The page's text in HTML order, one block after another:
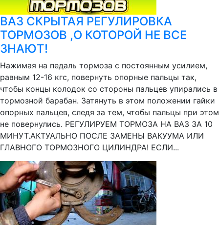
ВАЗ СКРЫТАЯ РЕГУЛИРОВКА
ТОРМОЗОВ ,О КОТОРОЙ НЕ ВСЕ
ЗНАЮТ!
Нажимая на педаль тормоза с постоянным усилием,
равным 12-16 кгс, повернуть опорные пальцы так,
чтобы концы колодок со стороны пальцев упирались в
тормозной барабан. Затянуть в этом положении гайки
опорных пальцев, следя за тем, чтобы пальцы при этом
не повернулись. РЕГУЛИРУЕМ ТОРМОЗА НА ВАЗ ЗА 10
МИНУТ.АКТУАЛЬНО ПОСЛЕ ЗАМЕНЫ ВАКУУМА ИЛИ
ГЛАВНОГО ТОРМОЗНОГО ЦИЛИНДРА! ЕСЛИ...